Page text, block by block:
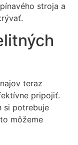
stroja a
teraz
pripojiť.
si potrebuje
môžeme